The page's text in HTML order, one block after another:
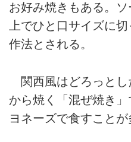
お好み焼きもある。
上でひと口サイズに
作法とされる。
関西風はどろっとし
から焼く「混ぜ焼き
ヨネーズで食すことが